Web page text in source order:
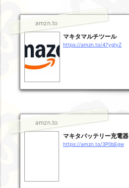
amzn.to
マキタマルチツール
https://amzn.to/47ygIyZ
amzn.to
マキタバッテリー充電器
https://amzn.to/3P0bEgw